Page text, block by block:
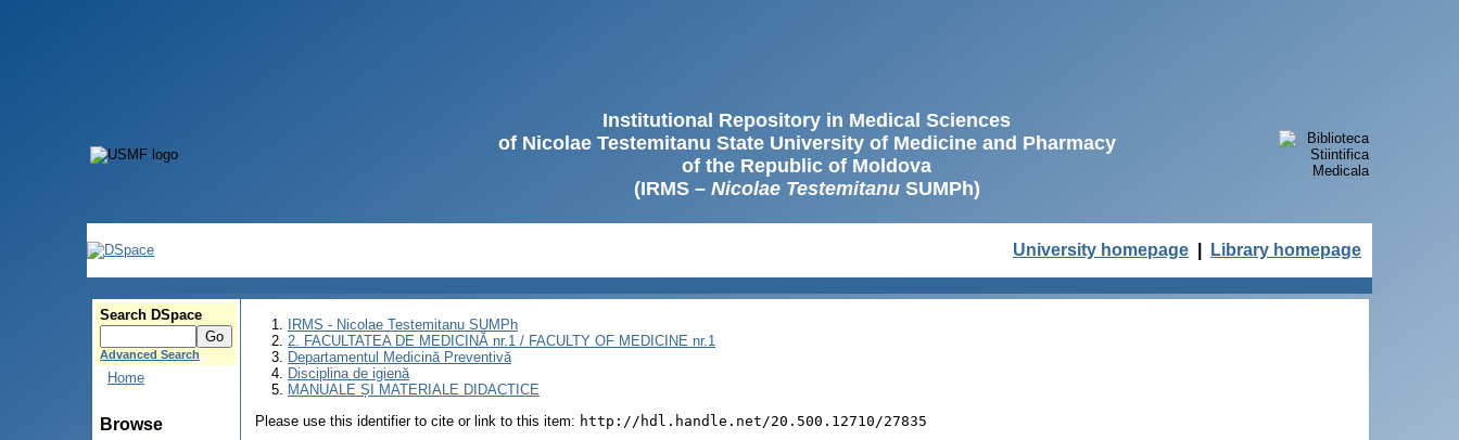
Institutional Repository in Medical Sciences
of Nicolae Testemitanu State University of Medicine and Pharmacy
of the Republic of Moldova
(IRMS – Nicolae TestemitanuSUMPh)
University homepage Library homepage
Search DSpace
Advanced Search
Home
Browse
IRMS - Nicolae Testemitanu SUMPh
2. FACULTATEA DE MEDICINĂ nr.1 / FACULTY OF MEDICINE nr.1
Departamentul Medicină Preventivă
Disciplina de igienă
MANUALE ȘI MATERIALE DIDACTICE
Please use this identifier to cite or link to this item: http://hdl.handle.net/20.500.12710/27835